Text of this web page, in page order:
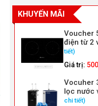
KHUYẾN MÃI
Vocuher
lọc nước
chi tiết)
Voucher
điện từ 2
tiết)
Giá trị: